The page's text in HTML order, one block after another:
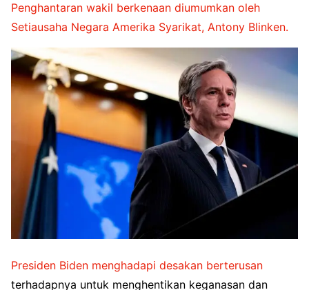
Penghantaran wakil berkenaan diumumkan oleh
Setiausaha Negara Amerika Syarikat, Antony Blinken.
Presiden Biden menghadapi desakan berterusan
terhadapnya untuk menghentikan keganasan dan